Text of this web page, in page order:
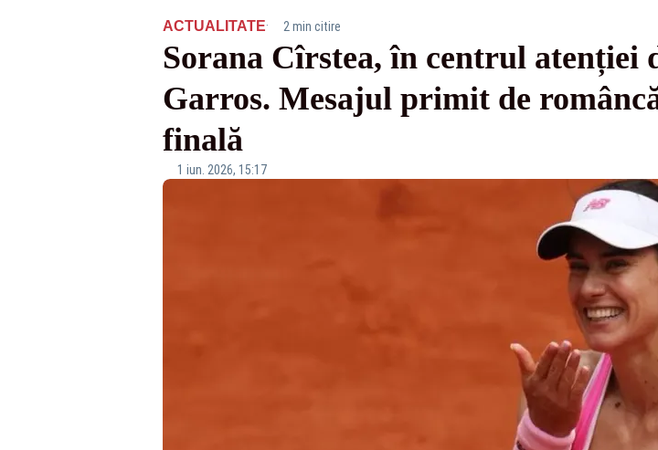
ACTUALITATE· 2 min citire
Sorana Cîrstea, în centrul atenției
Garros. Mesajul primit de
finală
1 iun. 2026, 15:17